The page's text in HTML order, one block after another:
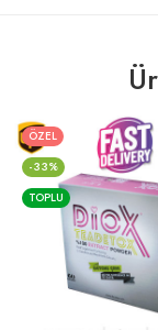
ÖZEL
-33%
TOPLU